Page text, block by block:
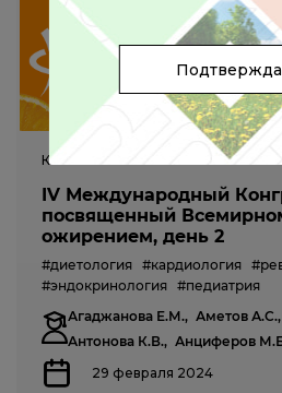
КОНГРЕСС
IV Международный
посвященный
ожирением, день 2
#диетология #кардиология
#эндокринология #педиатрия
Агаджанова Е.М., Аметов А.С.,
Антонова К.В., Анциферов
29 февраля 2024